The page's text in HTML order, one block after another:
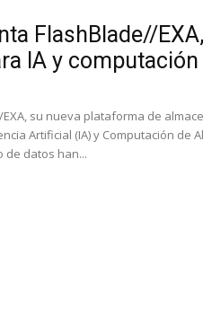
FlashBlade//
IA y computación
su nueva plataforma de
Artificial (IA) y Computación de
de datos han...